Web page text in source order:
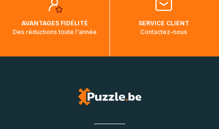
AVANTAGES FIDÉLITÉ
Des réductions toute l'année
SERVICE CLIENT
Contactez-nous